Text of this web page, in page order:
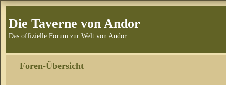
Die Taverne von Andor
Das offizielle Forum zur Welt von Andor
Foren-Übersicht